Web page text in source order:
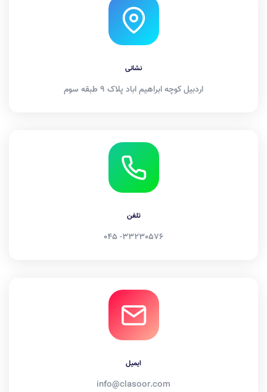
نشانی
اردبیل کوچه ابراهیم اباد پلاک 9 طبقه سوم
تلفن
33230576- 045
ایمیل
info@clasoor.com